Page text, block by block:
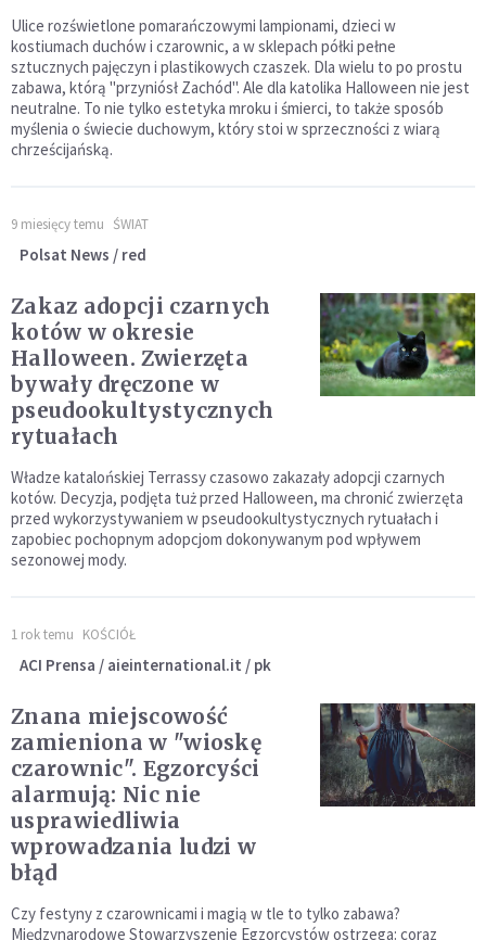
Ulice rozświetlone pomarańczowymi lampionami, dzieci w
kostiumach duchów i czarownic, a w sklepach półki pełne
sztucznych pajęczyn i plastikowych czaszek. Dla wielu to po prostu
zabawa, którą "przyniósł Zachód". Ale dla katolika Halloween nie jest
neutralne. To nie tylko estetyka mroku i śmierci, to także sposób
myślenia o świecie duchowym, który stoi w sprzeczności z wiarą
chrześcijańską.
9 miesięcy temu ŚWIAT
Polsat News / red
Zakaz adopcji czarnych
kotów w okresie
Halloween. Zwierzęta
bywały dręczone w
pseudookultystycznych
rytuałach
Władze katalońskiej Terrassy czasowo zakazały adopcji czarnych
kotów. Decyzja, podjęta tuż przed Halloween, ma chronić zwierzęta
przed wykorzystywaniem w pseudookultystycznych rytuałach i
zapobiec pochopnym adopcjom dokonywanym pod wpływem
sezonowej mody.
1 rok temu KOŚCIÓŁ
ACI Prensa / aieinternational.it / pk
Znana miejscowość
zamieniona w "wioskę
czarownic". Egzorcyści
alarmują: Nic nie
usprawiedliwia
wprowadzania ludzi w
błąd
Czy festyny z czarownicami i magią w tle to tylko zabawa?
Międzynarodowe Stowarzyszenie Egzorcystów ostrzega: coraz